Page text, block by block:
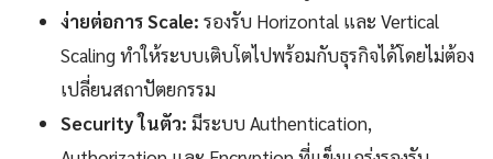
ง่ายต่อการ Scale: รองรับ Horizontal และ Vertical
Scaling ทำให้ระบบเติบโตไปพร้อมกับธุรกิจได้โดยไม่ต้อง
เปลี่ยนสถาปัตยกรรม
Security ในตัว: มีระบบ Authentication,